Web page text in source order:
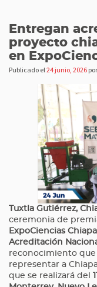
Entregan
proyecto
en
Publicado el24 junio, 2026 por
Tuxtla Gutiérrez,
ceremonia de
ExpoCiencias
Acreditación
reconocimiento
representar a
que se realizará del